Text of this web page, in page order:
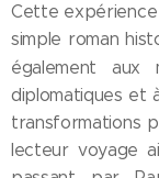
Cette expérience
simple roman
également aux
diplomatiques et
transformations
lecteur voyage